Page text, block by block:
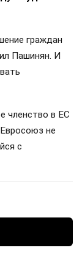
граждан
Пашинян. И
членство в ЕС
не
с